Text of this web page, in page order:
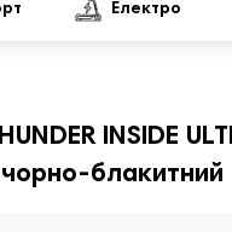
Електро
INSIDE
блакитний